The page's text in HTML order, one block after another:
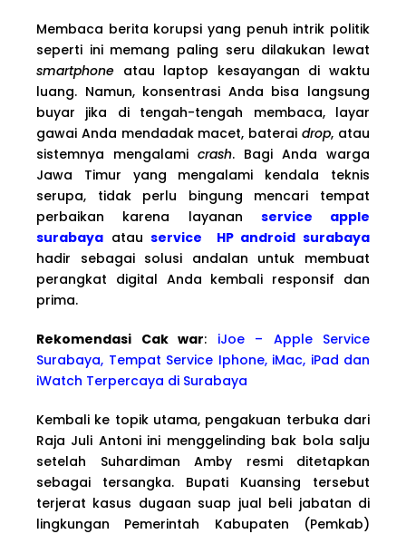
Membaca berita korupsi yang penuh intrik politik
seperti ini memang paling seru dilakukan lewat
smartphone atau laptop kesayangan di waktu
luang. Namun, konsentrasi Anda bisa langsung
buyar jika di tengah-tengah membaca, layar
gawai Anda mendadak macet, bateraidrop, atau
sistemnya mengalami crash. Bagi Anda warga
Jawa Timur yang mengalami kendala teknis
serupa, tidak perlu bingung mencari tempat
perbaikan karena layanan service apple
surabaya atauservice HP android surabaya
hadir sebagai solusi andalan untuk membuat
perangkat digital Anda kembali responsif dan
prima.
Rekomendasi Cak war: iJoe – Apple Service
Surabaya, Tempat Service Iphone, iMac, iPad dan
iWatch Terpercaya di Surabaya
Kembali ke topik utama, pengakuan terbuka dari
Raja Juli Antoni ini menggelinding bak bola salju
setelah Suhardiman Amby resmi ditetapkan
sebagai tersangka. Bupati Kuansing tersebut
terjerat kasus dugaan suap jual beli jabatan di
lingkungan Pemerintah Kabupaten (Pemkab)